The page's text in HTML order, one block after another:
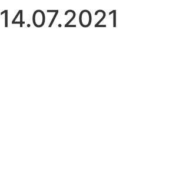
14.07.2021